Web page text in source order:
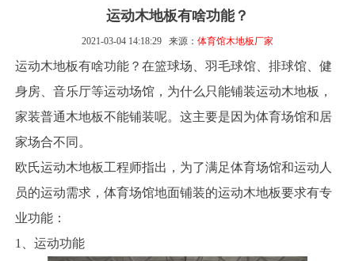
运动木地板有啥功能？
2021-03-04 14:18:29 来源： 体育馆木地板厂家
运动木地板有啥功能？在篮球场、羽毛球馆、排球馆、健
身房、音乐厅等运动场馆，为什么只能铺装运动木地板，
家装普通木地板不能铺装呢。这主要是因为体育场馆和居
家场合不同。
欧氏运动木地板工程师指出，为了满足体育场馆和运动人
员的运动需求，体育场馆地面铺装的运动木地板要求有专
业功能：
1、运动功能